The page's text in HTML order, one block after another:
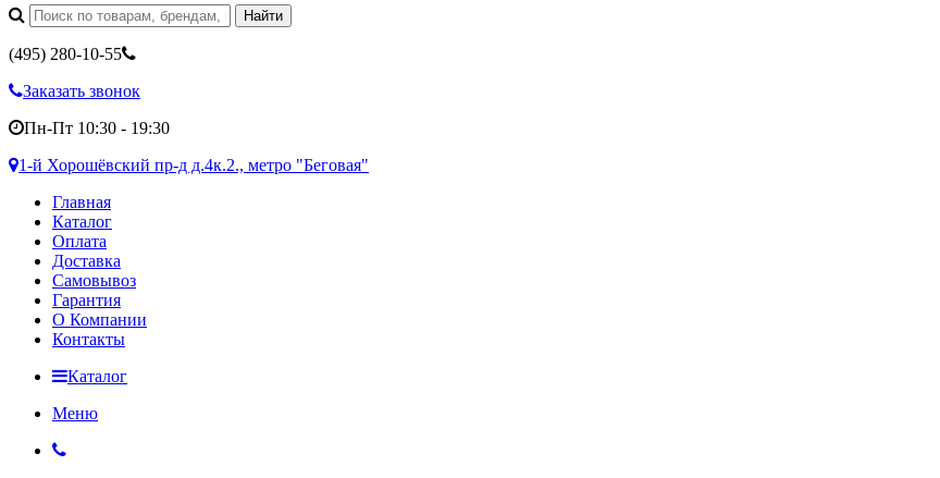
(495) 280-10-55
Заказать звонок
Пн-Пт 10:30 - 19:30
1-й Хорошёвский пр-д д.4к.2., метро "Беговая"
Главная
Каталог
Оплата
Доставка
Самовывоз
Гарантия
О Компании
Контакты
Каталог
Меню